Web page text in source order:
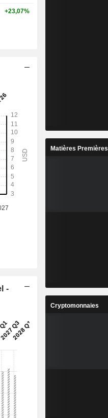
+23,07%
-
Matières Premières
Cryptomonnaies